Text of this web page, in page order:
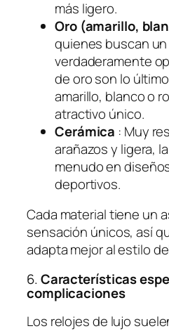
más ligero.
Oro (amarillo,
quienes buscan
verdaderamente
de oro son lo
amarillo, blanco o
atractivo único.
Cerámica : Muy
arañazos y ligera,
menudo en
deportivos.
Cada material tiene un
sensación únicos, así
adapta mejor al estilo
6.Características
complicaciones
Los relojes de lujo